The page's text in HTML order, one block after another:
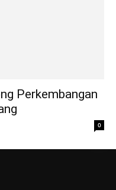
Perkembangan
0